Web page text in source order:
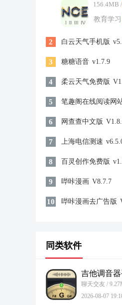
156.4MB /
教育学习
2 白云天气手机版
3 糖糖语音 v1.7.9
4 柔云天气免费版
5 笔趣阁在线阅读网
6 网查查中文版
7 上海电信测速
8 百灵创作免费版
9 哔咔漫画 V8.7.7
10 哔咔漫画去广告版
同类软件
聊天交友 /
2026-08-07